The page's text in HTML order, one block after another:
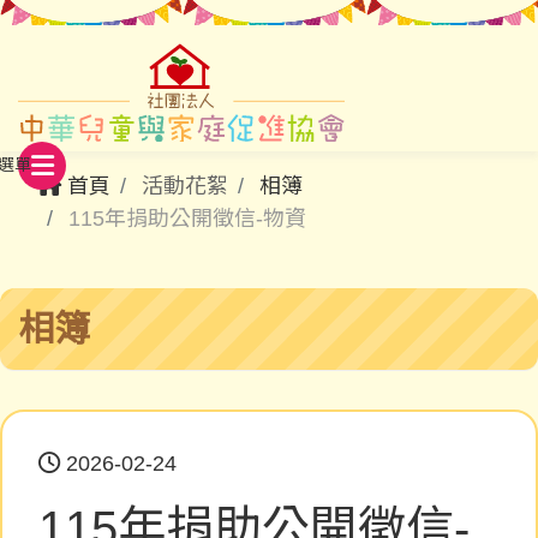
首頁 活動花絮
相簿
115年捐助公開徵信-物資
相簿
2026-02-24